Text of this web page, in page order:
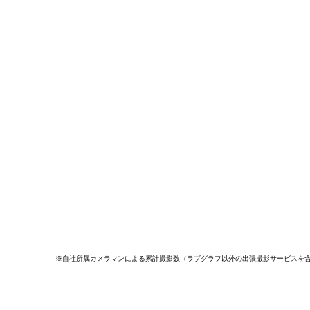
※自社所属カメラマンによる累計撮影数（ラブグラフ以外の出張撮影サービスを